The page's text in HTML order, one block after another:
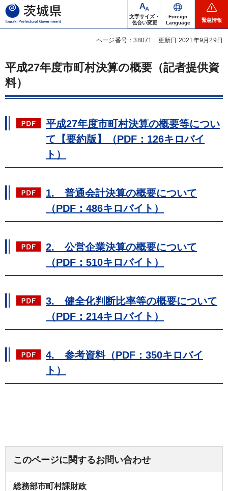
茨城県
文字サイズ・
色合い変更
Foreign
Language
緊急情報
ページ番号：38071 更新日:2021年9月29日
平成27年度市町村決算の概要（記者提供資
料）
平成27年度市町村決算の概要等につい
て【要約版】（PDF：126キロバイ
ト）
1. 普通会計決算の概要について
（PDF：486キロバイト）
2. 公営企業決算の概要について
（PDF：510キロバイト）
3. 健全化判断比率等の概要について
（PDF：214キロバイト）
4. 参考資料（PDF：350キロバイ
ト）
このページに関するお問い合わせ
総務部市町村課財政